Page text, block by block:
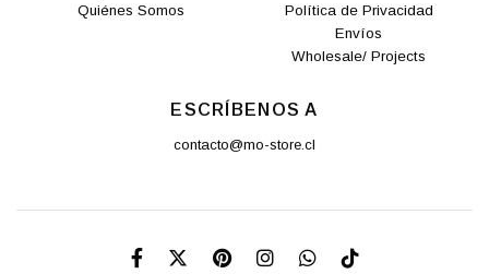
Quiénes Somos
Política de Privacidad
Envíos
Wholesale/ Projects
ESCRÍBENOS A
contacto@mo-store.cl